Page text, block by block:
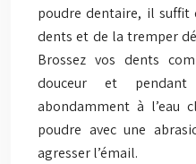
poudre dentaire, il suffit
dents et de la tremper
Brossez vos dents
douceur et
abondamment à l’eau
poudre avec une
agresser l’émail.